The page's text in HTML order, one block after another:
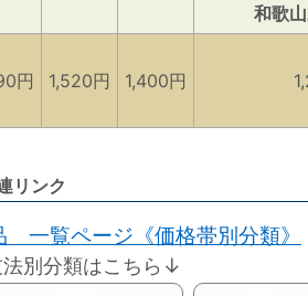
和歌
円 1,520円 1,400円
リンク
一覧ページ《価格帯別分類》
別分類はこちら↓